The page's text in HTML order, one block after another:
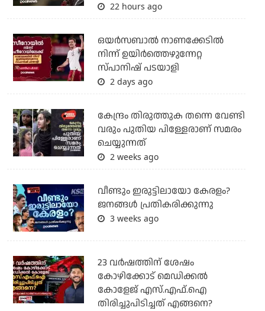
22 hours ago
ഒയര്‍സബാൽ നാണക്കേടിൽ
നിന്ന് ഉയിർത്തെഴുന്നേറ്റ
സ്പാനിഷ് പടയാളി
2 days ago
കേന്ദ്രം തിരുത്തുക തന്നെ വേണ്ടി
വരും പുതിയ പിള്ളേരാണ് സമരം
ചെയ്യുന്നത്
2 weeks ago
വീണ്ടും ഇരുട്ടിലായോ കേരളം?
ജനങ്ങൾ പ്രതികരിക്കുന്നു
3 weeks ago
23 വർഷത്തിന് ശേഷം
കോഴിക്കോട് മെഡിക്കൽ
കോളേജ് എസ്.എഫ്.ഐ
തിരിച്ചുപിടിച്ചത് എങ്ങനെ?